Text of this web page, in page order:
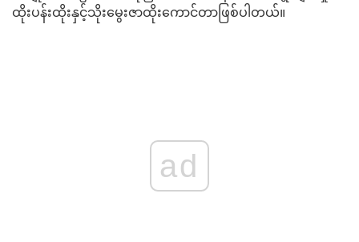
ထိုးပန်းထိုးနှင့်သိုးမွေးဇာထိုးကောင်တာဖြစ်ပါတယ်။
ad